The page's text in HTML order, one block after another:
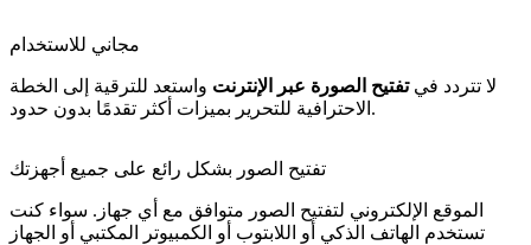
مجاني للاستخدام
لا تتردد فيتفتيح الصورة عبر الإنترنت واستعد للترقية إلى الخطة
الاحترافية للتحرير بميزات أكثر تقدمًا بدون حدود.
تفتيح الصور بشكل رائع على جميع أجهزتك
الموقع الإلكتروني لتفتيح الصور متوافق مع أي جهاز. سواء كنت
تستخدم الهاتف الذكي أو اللابتوب أو الكمبيوتر المكتبي أو الجهاز